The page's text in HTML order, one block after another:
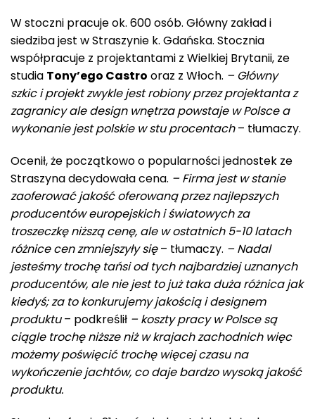
W stoczni pracuje ok. 600 osób. Główny zakład i
siedziba jest w Straszynie k. Gdańska. Stocznia
współpracuje z projektantami z Wielkiej Brytanii, ze
studia Tony’ego Castro oraz z Włoch. – Główny
szkic i projekt zwykle jest robiony przez projektanta z
zagranicy ale design wnętrza powstaje w Polsce a
wykonanie jest polskie w stu procentach– tłumaczy.
Ocenił, że początkowo o popularności jednostek ze
Straszyna decydowała cena. – Firma jest w stanie
zaoferować jakość oferowaną przez najlepszych
producentów europejskich i światowych za
troszeczkę niższą cenę, ale w ostatnich 5-10 latach
różnice cen zmniejszyły się– tłumaczy. – Nadal
jesteśmy trochę tańsi od tych najbardziej uznanych
producentów, ale nie jest to już taka duża różnica jak
kiedyś; za to konkurujemy jakością i designem
produktu– podkreślił – koszty pracy w Polsce są
ciągle trochę niższe niż w krajach zachodnich więc
możemy poświęcić trochę więcej czasu na
wykończenie jachtów, co daje bardzo wysoką jakość
produktu.